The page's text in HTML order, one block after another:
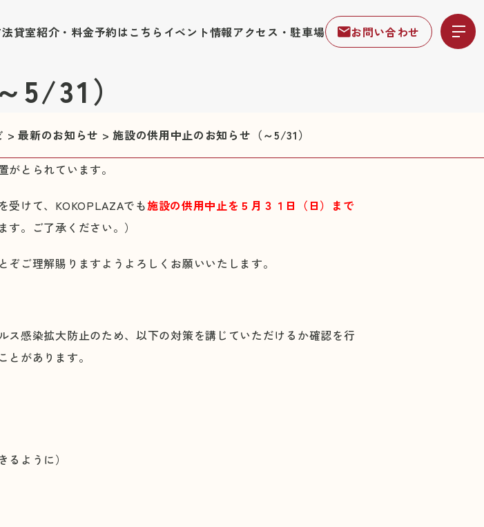
貸室紹介・料金予約はこちら イベント情報アクセス・駐車場 お問い合わせ
5/31）
>最新のお知らせ >施設の供用中止のお知らせ（～5/31）
とられています。
受けて、KOKOPLAZAでも施設の供用中止を５月３１日（日）まで
。ご了承ください。）
ご理解賜りますようよろしくお願いいたします。
感染拡大防止のため、以下の対策を講じていただけるか確認を行
があります。
るように）